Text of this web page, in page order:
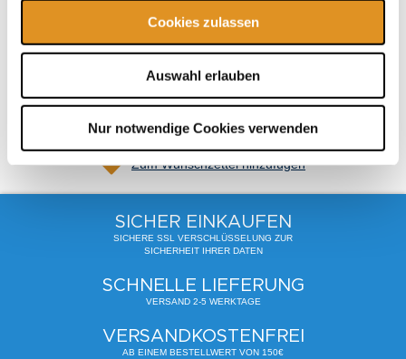
Cookies zulassen
Auswahl erlauben
Nur notwendige Cookies verwenden
inkl. USt.,exkl.Versandkosten
In den Warenkorb
Zum Wunschzettel hinzufügen
SICHER EINKAUFEN
SICHERE SSL VERSCHLÜSSELUNG ZUR
SICHERHEIT IHRER DATEN
SCHNELLE LIEFERUNG
VERSAND 2-5 WERKTAGE
VERSANDKOSTENFREI
AB EINEM BESTELLWERT VON 150€